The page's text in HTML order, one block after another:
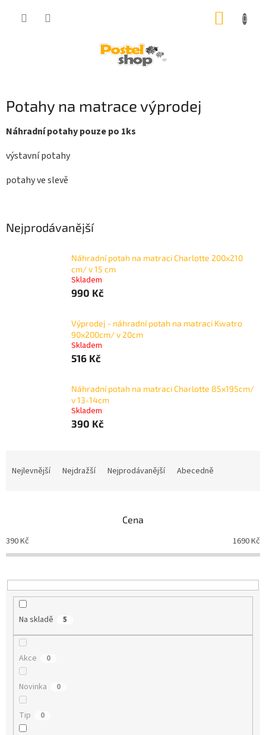
Potahy na matrace výprodej
Náhradní potahy pouze po 1ks
výstavní potahy
potahy ve slevě
Nejprodávanější
Náhradní potah na matraci Charlotte 200x210
cm/ v 15 cm
Skladem
990 Kč
Výprodej - náhradní potah na matraci Kwatro
90x200cm/ v 20cm
Skladem
516 Kč
Náhradní potah na matraci Charlotte 85x195cm/
v 13-14cm
Skladem
390 Kč
p
r
o
u
Nejlevnější Nejdražší Nejprodávanější Abecedně
Cena
390Kč 1690Kč
Na skladě 5
Akce 0
Novinka 0
Tip 0